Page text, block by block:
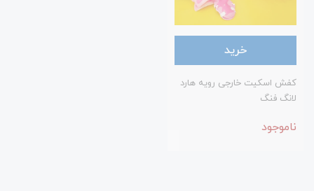
خرید
کفش اسکیت خارجی رویه هارد
لانگ فنگ
ناموجود